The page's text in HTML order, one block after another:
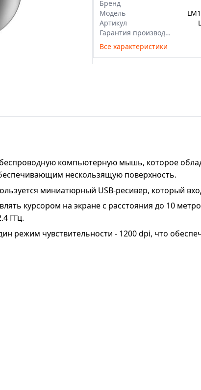
Бренд
Модель
Артикул
Гарантия производителя
Все характеристики
беспроводную компьютерную мышь, которое
нескользящую поверхность.
миниатюрный USB-ресивер, который
курсором на экране с расстояния до 10
ГГц.
режим чувствительности - 1200 dpi, что